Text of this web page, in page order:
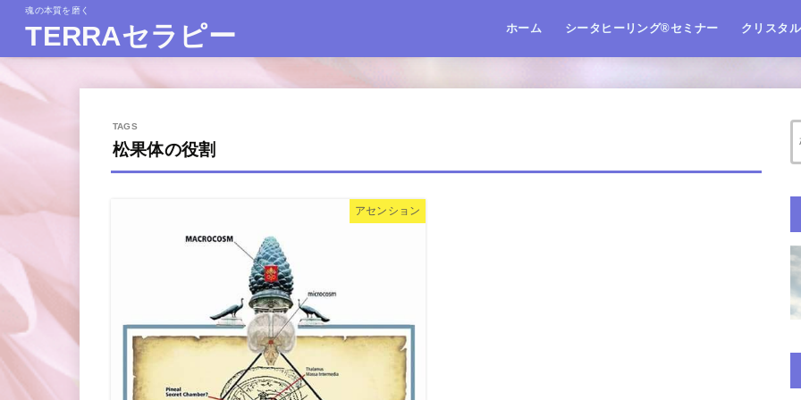
魂の本質を磨く
TERRAセラピー ホーム シータヒーリング®️セミナー クリスタ
松果体の役割
アセンション